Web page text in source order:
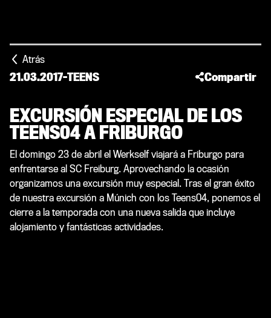
Atrás
21.03.2017-TEENS Compartir
EXCURSIÓN ESPECIAL DE LOS
TEENS04 A FRIBURGO
El domingo 23 de abril el Werkself viajará a Friburgo para
enfrentarse al SC Freiburg. Aprovechando la ocasión
organizamos una excursión muy especial. Tras el gran éxito
de nuestra excursión a Múnich con los Teens04, ponemos el
cierre a la temporada con una nueva salida que incluye
alojamiento y fantásticas actividades.